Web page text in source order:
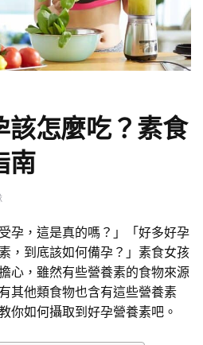
怎麼吃？素食
南
孕，這是真的嗎？」「好多好孕
，到底該如何備孕？」素食女孩
心，雖然有些營養素的食物來源
其他類食物也含有這些營養素
你如何攝取到好孕營養素吧。